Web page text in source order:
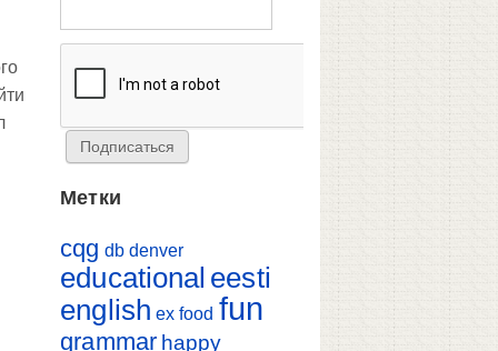
Метки
cqg db denver
educational eesti
english ex food fun
grammar happy